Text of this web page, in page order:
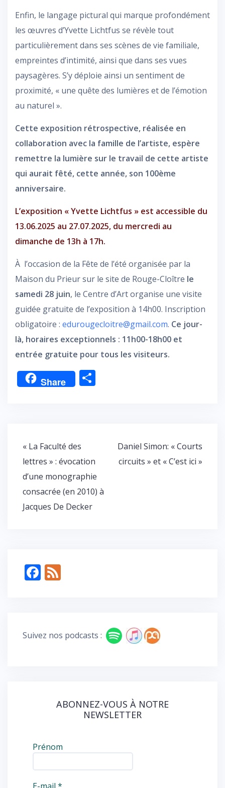
Enfin, le langage pictural qui marque profondément
les œuvres d’Yvette Lichtfus se révèle tout
particulièrement dans ses scènes de vie familiale,
empreintes d’intimité, ainsi que dans ses vues
paysagères. S’y déploie ainsi un sentiment de
proximité, « une quête des lumières et de l’émotion
au naturel ».
Cette exposition rétrospective, réalisée en
collaboration avec la famille de l’artiste, espère
remettre la lumière sur le travail de cette artiste
qui aurait fêté, cette année, son 100ème
anniversaire.
L’exposition « Yvette Lichtfus » est accessible du
13.06.2025 au 27.07.2025, du mercredi au
dimanche de 13h à 17h.
À l’occasion de la Fête de l’été organisée par la
Maison du Prieur sur le site de Rouge-Cloître le
samedi 28 juin, le Centre d’Art organise une visite
guidée gratuite de l’exposition à 14h00. Inscription
obligatoire : edurougecloitre@gmail.com. Ce jour-
là, horaires exceptionnels : 11h00-18h00 et
entrée gratuite pour tous les visiteurs.
Share
Navigation
de
l’article
« La Faculté des
lettres » : évocation
d’une monographie
consacrée (en 2010) à
Jacques De Decker
Daniel Simon: « Courts
circuits » et « C’est ici »
F
o
Suivez nos podcasts :
ABONNEZ-VOUS À NOTRE
NEWSLETTER
Prénom